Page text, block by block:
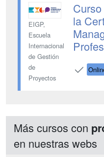
EIGP,
Escuela
Internacional
de Gestión
de
Proyectos
la
Más cursos con
en nuestras webs